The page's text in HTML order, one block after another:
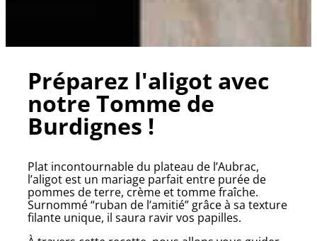
Préparez l'aligot avec
notre Tomme de
Burdignes !
Plat incontournable du plateau de l’Aubrac,
l’aligot est un mariage parfait entre purée de
pommes de terre, crème et tomme fraîche.
Surnommé “ruban de l’amitié” grâce à sa texture
filante unique, il saura ravir vos papilles.